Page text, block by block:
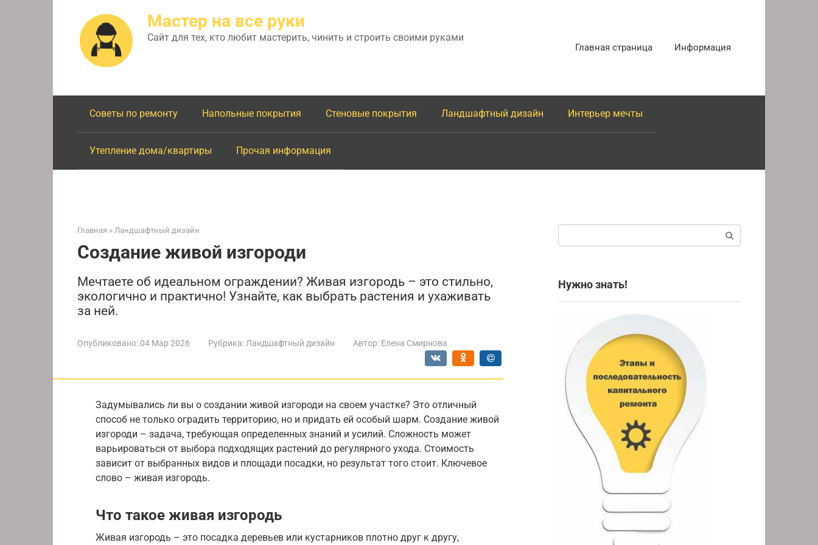
Мастер на все руки
Сайт для тех, кто любит мастерить, чинить и строить своими руками
Главная страница Информация
Советы по ремонту Напольные покрытия Стеновые покрытия Ландшафтный дизайн Интерьер мечты
Утепление дома/квартиры Прочая информация
Главная » Ландшафтный дизайн
Создание живой изгороди
Мечтаете об идеальном ограждении? Живая изгородь – это стильно,
экологично и практично! Узнайте, как выбрать растения и ухаживать
за ней.
Опубликовано: 04 Мар 2026 Рубрика: Ландшафтный дизайн Автор: Елена Смирнова
Задумывались ли вы о создании живой изгороди на своем участке? Это отличный
способ не только оградить территорию, но и придать ей особый шарм. Создание живой
изгороди – задача, требующая определенных знаний и усилий. Сложность может
варьироваться от выбора подходящих растений до регулярного ухода. Стоимость
зависит от выбранных видов и площади посадки, но результат того стоит. Ключевое
слово – живая изгородь.
Что такое живая изгородь
Живая изгородь – это посадка деревьев или кустарников плотно друг к другу,
Нужно знать!